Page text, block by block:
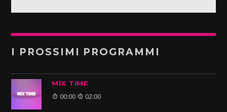
I PROSSIMI PROGRAMMI
MIX TIME
00:00 02:00